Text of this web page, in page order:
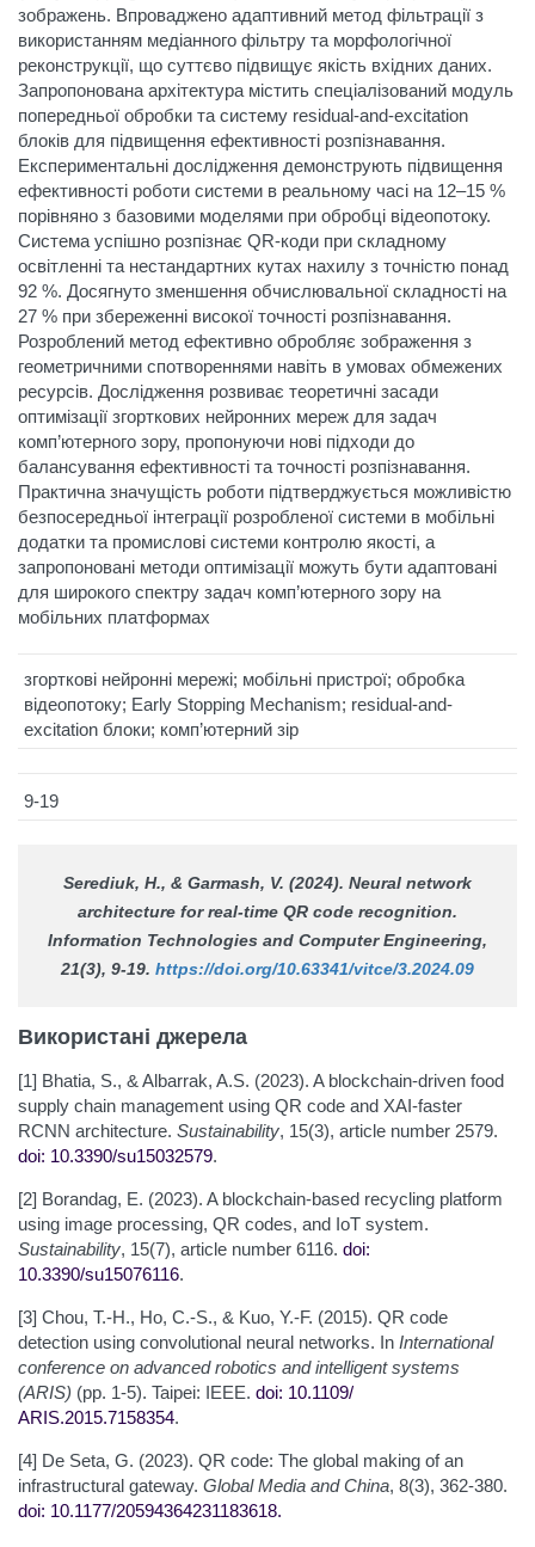
зображень. Впроваджено адаптивний метод фільтрації з
використанням медіанного фільтру та морфологічної
реконструкції, що суттєво підвищує якість вхідних даних.
Запропонована архітектура містить спеціалізований модуль
попередньої обробки та систему residual-and-excitation
блоків для підвищення ефективності розпізнавання.
Експериментальні дослідження демонструють підвищення
ефективності роботи системи в реальному часі на 12–15 %
порівняно з базовими моделями при обробці відеопотоку.
Система успішно розпізнає QR-коди при складному
освітленні та нестандартних кутах нахилу з точністю понад
92 %. Досягнуто зменшення обчислювальної складності на
27 % при збереженні високої точності розпізнавання.
Розроблений метод ефективно обробляє зображення з
геометричними спотвореннями навіть в умовах обмежених
ресурсів. Дослідження розвиває теоретичні засади
оптимізації згорткових нейронних мереж для задач
комп’ютерного зору, пропонуючи нові підходи до
балансування ефективності та точності розпізнавання.
Практична значущість роботи підтверджується можливістю
безпосередньої інтеграції розробленої системи в мобільні
додатки та промислові системи контролю якості, а
запропоновані методи оптимізації можуть бути адаптовані
для широкого спектру задач комп’ютерного зору на
мобільних платформах
згорткові нейронні мережі; мобільні пристрої; обробка
відеопотоку; Early Stopping Mechanism; residual-and-
excitation блоки; комп’ютерний зір
9-19
Serediuk, H., & Garmash, V. (2024). Neural network
architecture for real-time QR code recognition.
Information Technologies and Computer Engineering,
21(3), 9-19. https://doi.org/10.63341/vitce/3.2024.09
Використані джерела
[1] Bhatia, S., & Albarrak, A.S. (2023). A blockchain-driven food
supply chain management using QR code and XAI-faster
RCNN architecture. Sustainability, 15(3), article number 2579.
doi: 10.3390/su15032579.
[2] Borandag, E. (2023). A blockchain-based recycling platform
using image processing, QR codes, and IoT system.
Sustainability, 15(7), article number 6116. doi:
10.3390/su15076116.
[3] Chou, T.-H., Ho, C.-S., & Kuo, Y.-F. (2015). QR code
detection using convolutional neural networks. In International
conference on advanced robotics and intelligent systems
(ARIS) (pp. 1-5). Taipei: IEEE. doi: 10.1109/
ARIS.2015.7158354.
[4] De Seta, G. (2023). QR code: The global making of an
infrastructural gateway. Global Media and China, 8(3), 362-380.
doi: 10.1177/20594364231183618.